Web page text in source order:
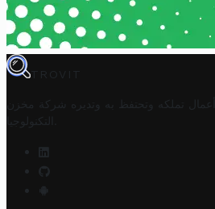
TROVIT
تملكه وتحتفظ به وتديره
شركة مخزن
التكنولوجيا